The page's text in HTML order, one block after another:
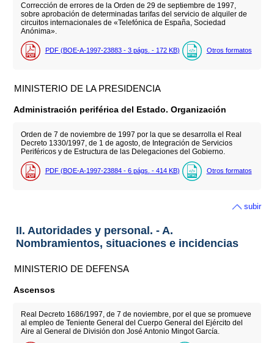
Corrección de errores de la Orden de 29 de septiembre de 1997,
sobre aprobación de determinadas tarifas del servicio de alquiler de
circuitos internacionales de «Telefónica de España, Sociedad
Anónima».
PDF (BOE-A-1997-23883 - 3 págs. - 172 KB) Otros formatos
MINISTERIO DE LA PRESIDENCIA
Administración periférica del Estado. Organización
Orden de 7 de noviembre de 1997 por la que se desarrolla el Real
Decreto 1330/1997, de 1 de agosto, de Integración de Servicios
Periféricos y de Estructura de las Delegaciones del Gobierno.
PDF (BOE-A-1997-23884 - 6 págs. - 414 KB) Otros formatos
subir
II. Autoridades y personal. - A.
Nombramientos, situaciones e incidencias
MINISTERIO DE DEFENSA
Ascensos
Real Decreto 1686/1997, de 7 de noviembre, por el que se promueve
al empleo de Teniente General del Cuerpo General del Ejército del
Aire al General de División don José Antonio Mingot García.